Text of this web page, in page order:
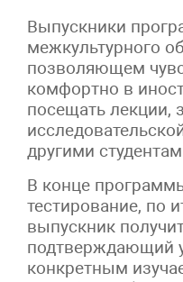
Выпускники
межкультурного
позволяющем
комфортно в
посещать лекции,
другими
В конце
тестирование, по
выпускник
подтверждающий
конкретным